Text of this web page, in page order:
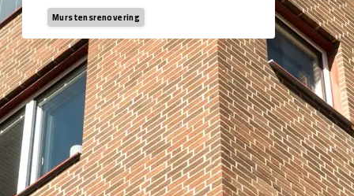
Murstensrenovering